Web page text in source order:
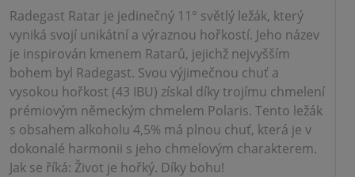
Radegast Ratar je jedinečný 11° světlý ležák, který
vyniká svojí unikátní a výraznou hořkostí. Jeho název
je inspirován kmenem Ratarů, jejichž nejvyšším
bohem byl Radegast. Svou výjimečnou chuť a
vysokou hořkost (43 IBU) získal díky trojímu chmelení
prémiovým německým chmelem Polaris. Tento ležák
s obsahem alkoholu 4,5% má plnou chuť, která je v
dokonalé harmonii s jeho chmelovým charakterem.
Jak se říká: Život je hořký. Díky bohu!